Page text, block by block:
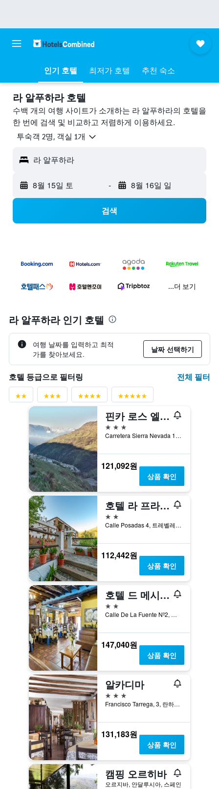
인기 호텔 최저가 호텔 추천 숙소
라 알푸하라 호텔
수백 개의 여행 사이트가 소개하는 라 알푸하라의 호텔을
한 번에 검색 및 비교하고 저렴하게 이용하세요.
​투숙객 2​명, ​객실 1개
라 알푸하라
8월 15일 토 - 8월 16일 일
검색
...더 보기
라 알푸하라 인기 호텔
여행 날짜를 입력하고 최적
가를 찾아보세요.
날짜 선택하기
호텔 등급으로 필터링 전체 필터
핀카 로스 엘라노스
3성급
Carretera Sierra Nevada 1, 카필레라, 안달루시아, 스페인
121,092원
상품 확인
호텔 라 프라구아 II
2성급
Calle Posadas 4, 트레벨레즈, 안달루시아, 스페인
112,442원
상품 확인
호텔 드 메시나 폰달레스
2성급
Calle De La Fuente Nº2, 메치나 폰달레스, 안달루시아, 스페인
147,040원
상품 확인
알카디마
3성급
Francisco Tarrega, 3, 란하론, 안달루시아, 스페인
131,183원
상품 확인
캠핑 오르히바
오르지바, 안달루시아, 스페인